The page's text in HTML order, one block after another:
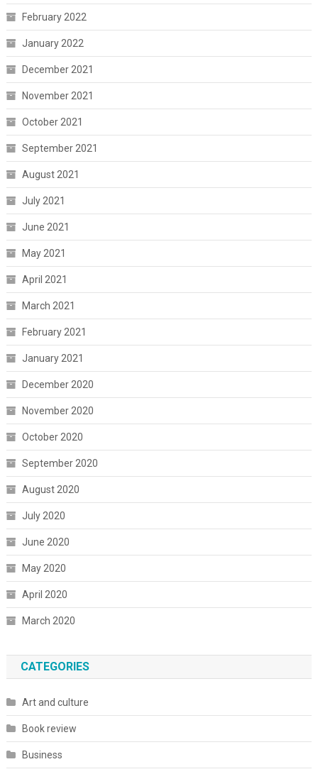
February 2022
January 2022
December 2021
November 2021
October 2021
September 2021
August 2021
July 2021
June 2021
May 2021
April 2021
March 2021
February 2021
January 2021
December 2020
November 2020
October 2020
September 2020
August 2020
July 2020
June 2020
May 2020
April 2020
March 2020
CATEGORIES
Art and culture
Book review
Business